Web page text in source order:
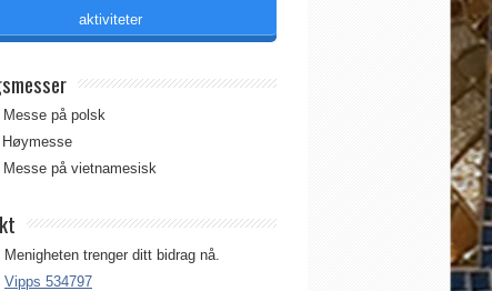
aktiviteter
Messe på polsk
Høymesse
Messe på vietnamesisk
Menigheten trenger ditt bidrag nå.
Vipps 534797